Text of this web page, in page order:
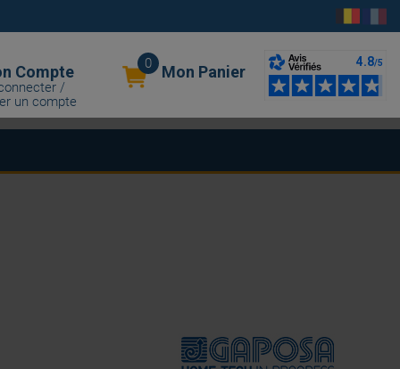
Compte
/
un compte
0 Mon Panier